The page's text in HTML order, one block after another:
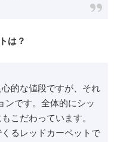
は？
的な値段ですが、それ
ンです。全体的にシッ
こだわっています。
るレッドカーペットで